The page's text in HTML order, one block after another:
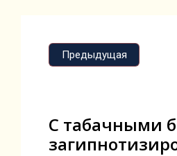
Предыдущая
С табачными